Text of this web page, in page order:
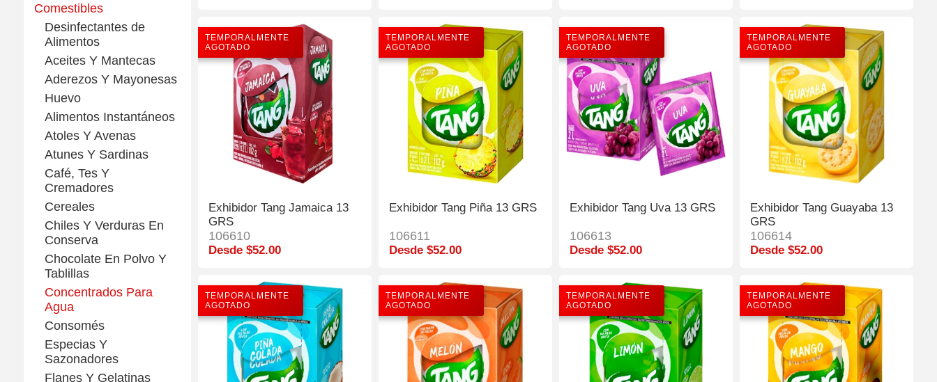
Comestibles
Desinfectantes de
Alimentos
Aceites Y Mantecas
Aderezos Y Mayonesas
Huevo
Alimentos Instantáneos
Atoles Y Avenas
Atunes Y Sardinas
Café, Tes Y
Cremadores
Cereales
Chiles Y Verduras En
Conserva
Chocolate En Polvo Y
Tablillas
Concentrados Para
Agua
Consomés
Especias Y
Sazonadores
Flanes Y Gelatinas
TEMPORALMENTE
AGOTADO
Exhibidor Tang Jamaica 13
GRS
106610
Desde $52.00
TEMPORALMENTE
AGOTADO
Exhibidor Tang Piña 13 GRS
106611
Desde $52.00
TEMPORALMENTE
AGOTADO
Exhibidor Tang Uva 13 GRS
106613
Desde $52.00
TEMPORALMENTE
AGOTADO
Exhibidor Tang Guayaba 13
GRS
106614
Desde $52.00
TEMPORALMENTE
AGOTADO
TEMPORALMENTE
AGOTADO
TEMPORALMENTE
AGOTADO
TEMPORALMENTE
AGOTADO